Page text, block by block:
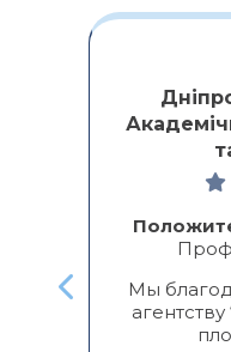
Мы
агентству